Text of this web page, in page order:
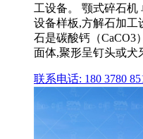
工设备。 颚式碎石机
设备样板,方解石加工
石是碳酸钙（CaCO3
面体,聚形呈钉头或犬
联系电话: 180 3780